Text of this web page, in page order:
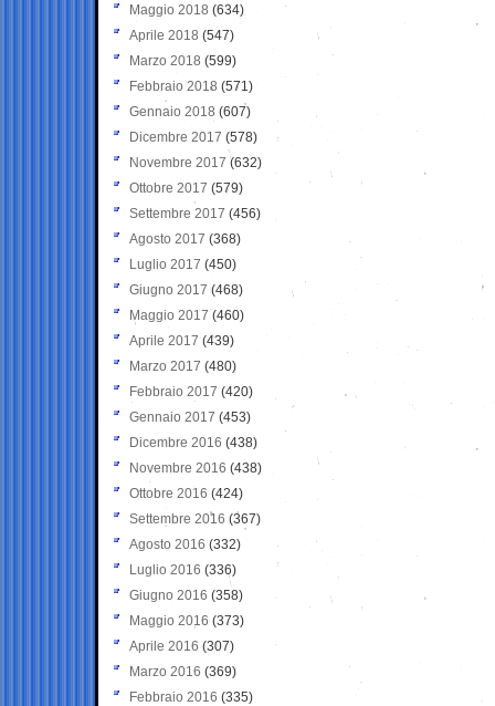
Maggio 2018 (634)
Aprile 2018 (547)
Marzo 2018 (599)
Febbraio 2018 (571)
Gennaio 2018 (607)
Dicembre 2017 (578)
Novembre 2017 (632)
Ottobre 2017 (579)
Settembre 2017 (456)
Agosto 2017 (368)
Luglio 2017 (450)
Giugno 2017 (468)
Maggio 2017 (460)
Aprile 2017 (439)
Marzo 2017 (480)
Febbraio 2017 (420)
Gennaio 2017 (453)
Dicembre 2016 (438)
Novembre 2016 (438)
Ottobre 2016 (424)
Settembre 2016 (367)
Agosto 2016 (332)
Luglio 2016 (336)
Giugno 2016 (358)
Maggio 2016 (373)
Aprile 2016 (307)
Marzo 2016 (369)
Febbraio 2016 (335)